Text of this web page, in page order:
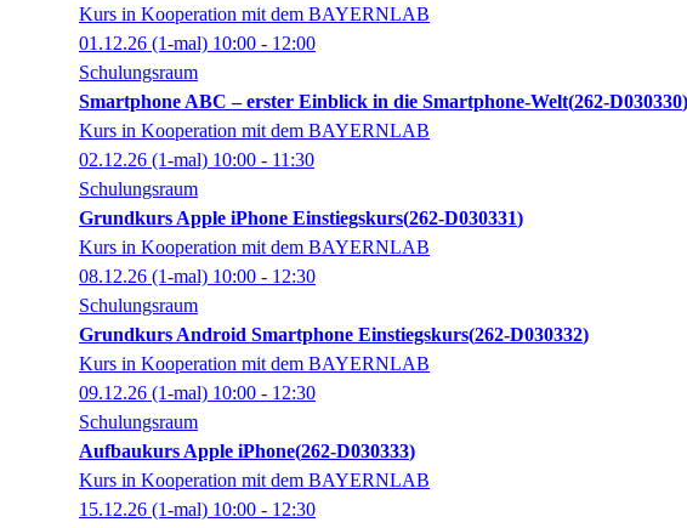
Kurs in Kooperation mit dem BAYERNLAB
01.12.26 (1-mal) 10:00 - 12:00
Schulungsraum
Smartphone ABC – erster Einblick in die Smartphone-Welt 262-D030330
Kurs in Kooperation mit dem BAYERNLAB
02.12.26 (1-mal) 10:00 - 11:30
Schulungsraum
Grundkurs Apple iPhone Einstiegskurs 262-D030331
Kurs in Kooperation mit dem BAYERNLAB
08.12.26 (1-mal) 10:00 - 12:30
Schulungsraum
Grundkurs Android Smartphone Einstiegskurs 262-D030332
Kurs in Kooperation mit dem BAYERNLAB
09.12.26 (1-mal) 10:00 - 12:30
Schulungsraum
Aufbaukurs Apple iPhone 262-D030333
Kurs in Kooperation mit dem BAYERNLAB
15.12.26 (1-mal) 10:00 - 12:30